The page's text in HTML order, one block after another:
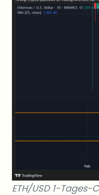
ETH/USD 1-Tages-